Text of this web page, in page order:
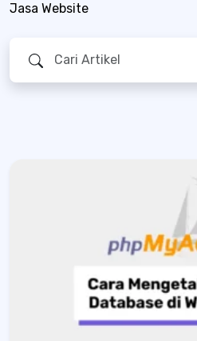
Jasa Website
Search